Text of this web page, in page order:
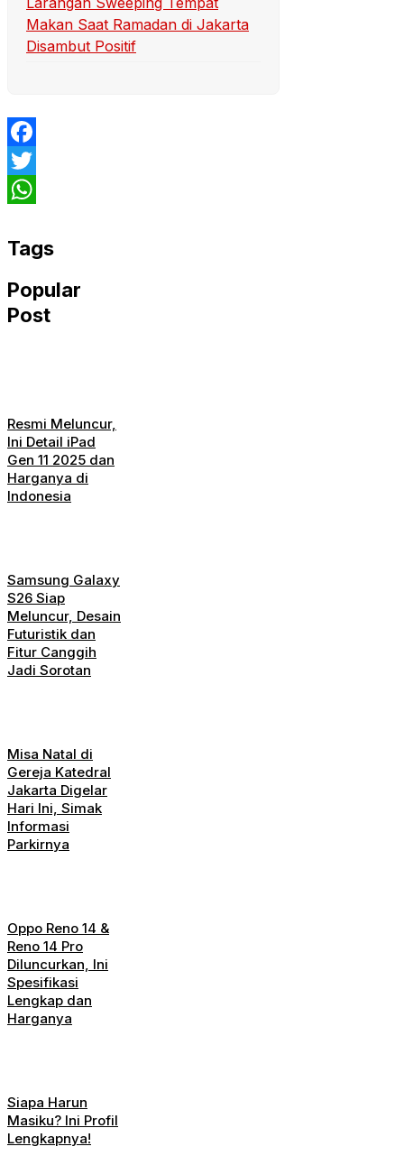
Makan Saat Ramadan di Jakarta
Disambut Positif
Facebook
Twitter
Tags
Popular
Post
Resmi Meluncur,
Ini Detail iPad
Gen 11 2025 dan
Harganya di
Indonesia
Samsung Galaxy
S26 Siap
Meluncur, Desain
Futuristik dan
Fitur Canggih
Jadi Sorotan
Misa Natal di
Gereja Katedral
Jakarta Digelar
Hari Ini, Simak
Informasi
Parkirnya
Oppo Reno 14 &
Reno 14 Pro
Diluncurkan, Ini
Spesifikasi
Lengkap dan
Harganya
Siapa Harun
Masiku? Ini Profil
Lengkapnya!